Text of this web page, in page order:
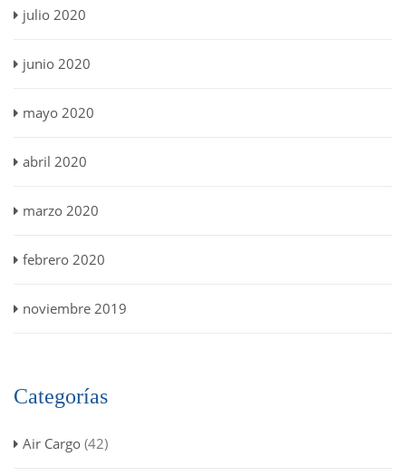
julio 2020
junio 2020
mayo 2020
abril 2020
marzo 2020
febrero 2020
noviembre 2019
Categorías
Air Cargo (42)